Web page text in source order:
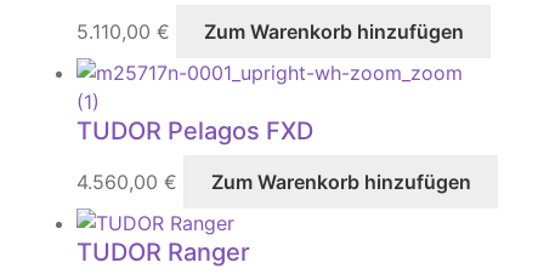
5.110,00 € Zum Warenkorb hinzufügen
TUDOR Pelagos FXD
4.560,00 € Zum Warenkorb hinzufügen
TUDOR Ranger